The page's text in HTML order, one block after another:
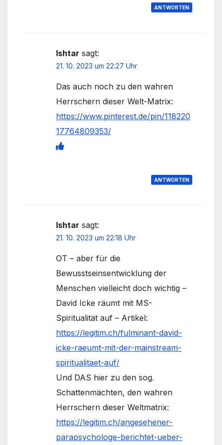
ANTWORTEN
Ishtar sagt:
21. 10. 2023 um 22:27 Uhr
Das auch noch zu den wahren
Herrschern dieser Welt-Matrix:
https://www.pinterest.de/pin/118220
17764809353/
ANTWORTEN
Ishtar sagt:
21. 10. 2023 um 22:18 Uhr
OT – aber für die
Bewusstseinsentwicklung der
Menschen vielleicht doch wichtig –
David Icke räumt mit MS-
Spiritualität auf – Artikel:
https://legitim.ch/fulminant-david-
icke-raeumt-mit-der-mainstream-
spiritualitaet-auf/
Und DAS hier zu den sog.
Schattenmächten, den wahren
Herrschern dieser Weltmatrix:
https://legitim.ch/angesehener-
parapsychologe-berichtet-ueber-